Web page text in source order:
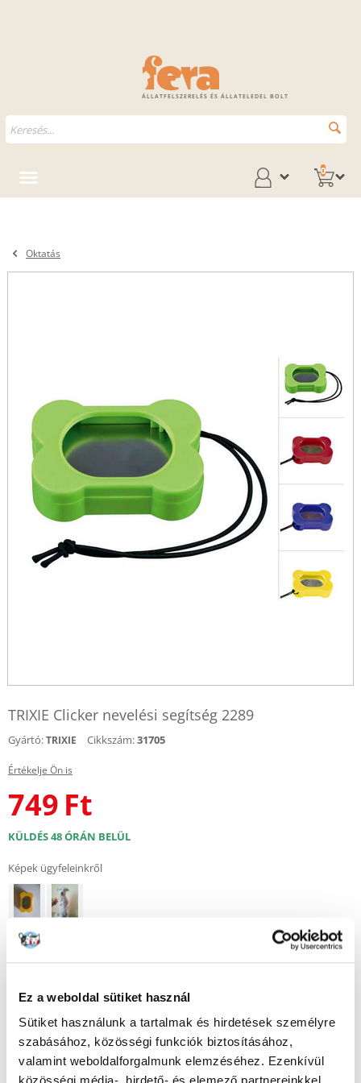
Ez a weboldal sütiket használ
Sütiket használunk a tartalmak és hirdetések személyre
szabásához, közösségi funkciók biztosításához,
valamint weboldalforgalmunk elemzéséhez. Ezenkívül
közösségi média-, hirdető- és elemező partnereinkkel
ÁLLATFELSZERELÉS ÉS ÁLLATELEDEL BOLT
0
Oktatás
TRIXIE Clicker nevelési segítség 2289
Gyártó:TRIXIE Cikkszám:31705
Értékelje Ön is
749 Ft
KÜLDÉS 48 ÓRÁN BELÜL
Képek ügyfeleinkről
További képek megtekintése : 2
Leírás
A kliker egy egyszerű, de nagyon hatékony eszköz kutyák, kis rágcsálók
és madarak kiképzéséhez. A kliker jellegzetes hangja, amelyet az állatok
könnyen felismernek, segít a kívánt viselkedés gyors és hatékony
kialakításában.